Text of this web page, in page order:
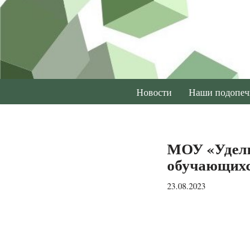
содержимому
Новости Наши
МОУ
23.08.2023